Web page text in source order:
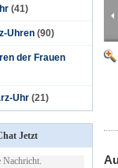
(41)
Uhren (90)
der Frauen
Uhr (21)
Jetzt